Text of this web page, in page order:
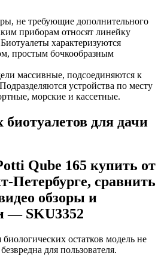
не требующие дополнительного
приборам относят линейку
характеризуются
простым бочкообразным
массивные, подсоединяются к
устройства по месту
морские и кассетные.
для дачи
Qube 165 купить от
Петербурге, сравнить
обзоры и
— SKU3352
остатков модель не
для пользователя.